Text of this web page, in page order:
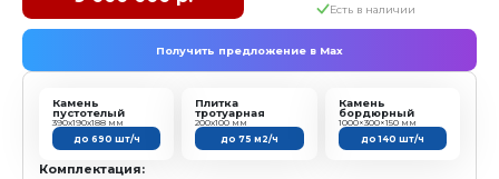
Высокая производительность и надежность
заказать
Линия Рифей-Буран-5.0-750